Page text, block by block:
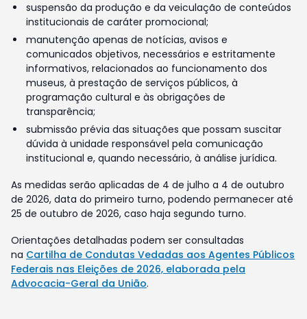
suspensão da produção e da veiculação de conteúdos
institucionais de caráter promocional;
manutenção apenas de notícias, avisos e
comunicados objetivos, necessários e estritamente
informativos, relacionados ao funcionamento dos
museus, à prestação de serviços públicos, à
programação cultural e às obrigações de
transparência;
submissão prévia das situações que possam suscitar
dúvida à unidade responsável pela comunicação
institucional e, quando necessário, à análise jurídica.
As medidas serão aplicadas de 4 de julho a 4 de outubro
de 2026, data do primeiro turno, podendo permanecer até
25 de outubro de 2026, caso haja segundo turno.
Orientações detalhadas podem ser consultadas
na Cartilha de Condutas Vedadas aos Agentes Públicos
Federais nas Eleições de 2026, elaborada pela
Advocacia-Geral da União.